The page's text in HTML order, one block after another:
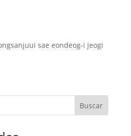
sae eondeog-i jeogi
Buscar